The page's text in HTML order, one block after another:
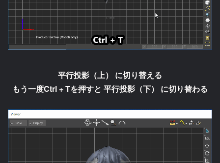
平行投影（上）
に切り替える
もう一度Ctrl + Tを押すと 平行投影（下） に切り替わる